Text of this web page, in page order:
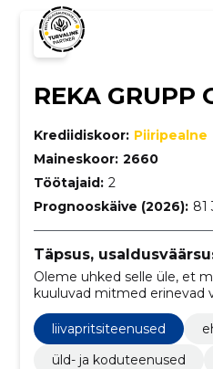
REKA GRUPP
Krediidiskoor: Piiripealne
Maineskoor: 2660
Töötajaid: 2
Prognooskäive (2026): 81
Täpsus,
Oleme uhked selle üle, et
kuuluvad mitmed erinevad
tootmine, toitlustus,
korteriühistud ja eraisikud.
liivapritsiteenused
üld- ja koduteenused